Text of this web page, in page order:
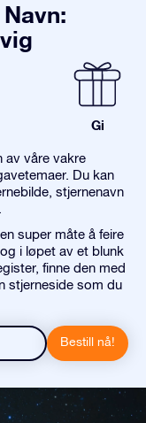
Gi
av våre vakre
Du kan
stjernenavn
super måte å feire
i løpet av et blunk
finne den med
stjerneside som du
Bestill nå!